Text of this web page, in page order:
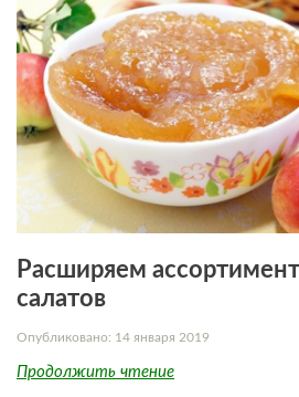
Расширяем
салатов
Опубликовано: 14 января 2019
Продолжить чтение